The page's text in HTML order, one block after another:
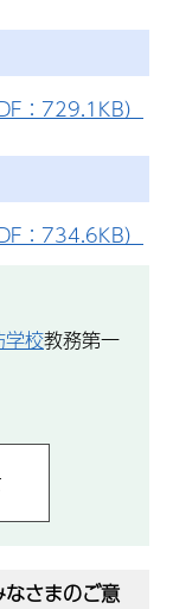
：729.1KB）
：734.6KB）
学校教務第一
さまのご意